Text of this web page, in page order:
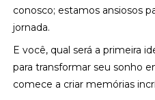
conosco; estamos ansiosos
jornada.
E você, qual será a primeira
para transformar seu sonho
comece a criar memórias